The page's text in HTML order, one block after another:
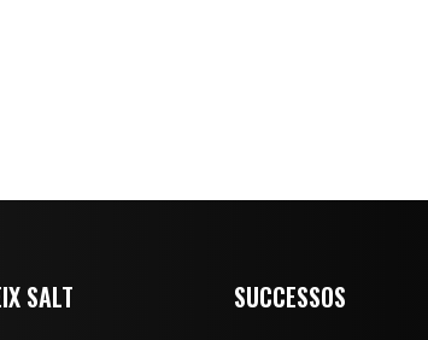
SALT SUCCESSOS